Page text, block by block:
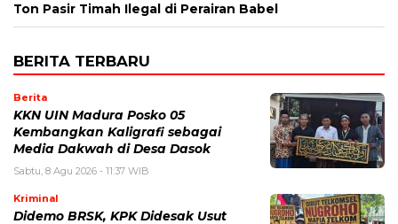
Ton Pasir Timah Ilegal di Perairan Babel
BERITA TERBARU
Berita
KKN UIN Madura Posko 05
Kembangkan Kaligrafi sebagai
Media Dakwah di Desa Dasok
Sabtu, 8 Agu 2026 - 11:37 WIB
Kriminal
Didemo BRSK, KPK Didesak Usut